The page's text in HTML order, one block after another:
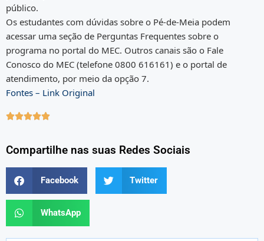
público.
Os estudantes com dúvidas sobre o Pé-de-Meia podem
acessar uma seção de Perguntas Frequentes sobre o
programa no portal do MEC. Outros canais são o Fale
Conosco do MEC (telefone 0800 616161) e o portal de
atendimento, por meio da opção 7.
Fontes – Link Original

Compartilhe nas suas Redes Sociais
Facebook Twitter
WhatsApp